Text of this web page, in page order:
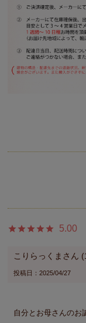
5.00
こりらっくま
投稿日 2025/04/27
自分とお母さんのお